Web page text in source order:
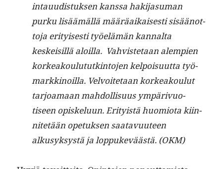
in­tau­ud­is­tuk­sen kanssa hak­i­ja­suman
purku lisäämäl­lä määräaikaises­ti sisäänot­
to­ja eri­tyis­es­ti työelämän kannal­ta
keskeisil­lä aloil­la. Vahvis­te­taan alem­pi­en
korkeak­oulu­tutk­in­to­jen kelpoisu­ut­ta työ­
markki­noil­la. Velvoite­taan korkeak­oulut
tar­joa­maan mah­dol­lisu­us ympärivuo­
tiseen opiskelu­un. Eri­ty­istä huomio­ta kiin­
nitetään opetuk­sen saatavu­u­teen
alkusyksys­tä ja lop­pukeväästä. (OKM)